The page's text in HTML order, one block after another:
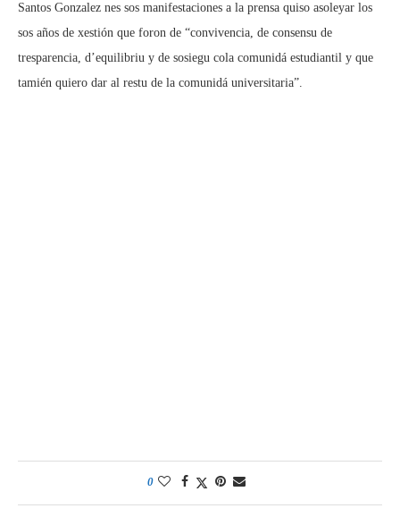
Santos Gonzalez nes sos manifestaciones a la prensa quiso asoleyar los
sos años de xestión que foron de “convivencia, de consensu de
tresparencia, d’equilibriu y de sosiegu cola comunidá estudiantil y que
tamién quiero dar al restu de la comunidá universitaria”.
0